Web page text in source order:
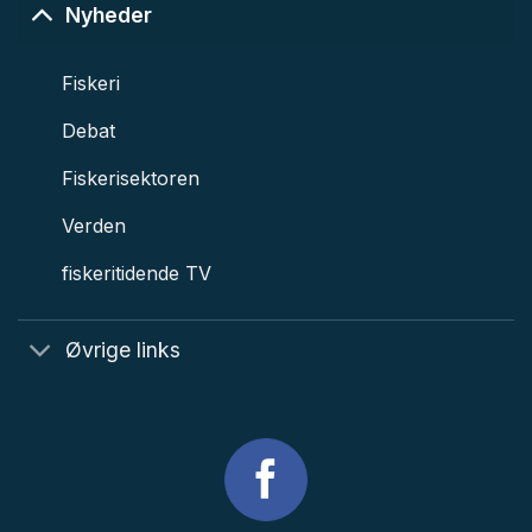
Nyheder
Fiskeri
Debat
Fiskerisektoren
Verden
fiskeritidende TV
Øvrige links